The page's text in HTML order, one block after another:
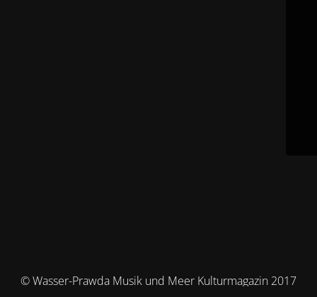
© Wasser-Prawda Musik und Meer Kulturmagazin 2017